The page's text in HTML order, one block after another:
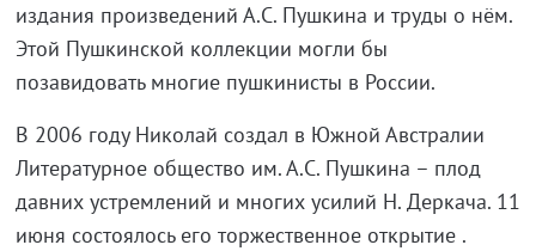
издания произведений А.С. Пушкина и труды о нём.
Этой Пушкинской коллекции могли бы
позавидовать многие пушкинисты в России.
В 2006 году Николай создал в Южной Австралии
Литературное общество им. А.С. Пушкина – плод
давних устремлений и многих усилий Н. Деркача. 11
июня состоялось его торжественное открытие .